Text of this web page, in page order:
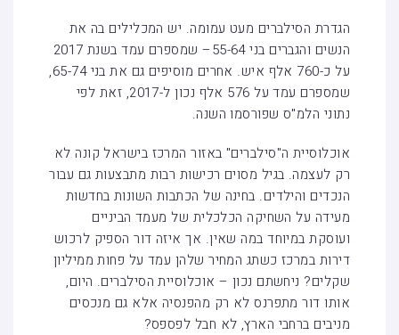
הגדרת הסילברים מעט עמומה. יש המכלילים בה את
הנשים והגברים בני 55-64– שמספרם עמד בשנת 2017
על כ-760 אלף איש. אחרים מוסיפים גם את בני 65-74,
שמספרם עמד על 576 אלף נכון ל-2017, זאת לפי
נתוני הלמ"ס שפורסמו השנה.
אוכלוסיית ה"סילברים" באזור המרכז בישראל קונה לא
רק לעצמה. בגיל מסוים רכישות רבות מתבצעות גם עבור
הנכדים והילדים. בחינה של הכתבות השונות בחדשות
מעידה על השחיקה הכלכלית של מעמד הביניים
ועוסקת במיוחד במה שאין. אך איזה דור הספיק לרכוש
דירות במרכז כשתג המחיר שלהן עמד על פחות ממיליון
שקלים? ניחשתם נכון – אוכלוסיית הסילברים. היום,
אותו דור מתפרנס לא רק מהפנסיה אלא גם מנכסים
מניבים ברחבי הארץ, לא חבל לפספס?